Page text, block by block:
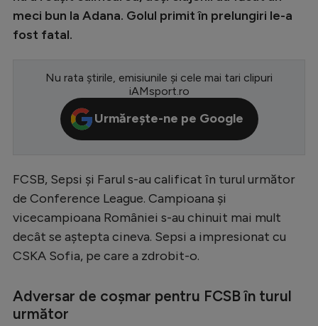
Europa League
CM 2026
Premier League
LaLiga
Bundesliga
Ligue 1
Campionate
Starurile fotbalului
meci bun la Adana. Golul primit în prelungiri le-a
fost fatal.
Nu rata știrile, emisiunile și cele mai tari clipuri
iAMsport.ro
Urmărește-ne pe Google
FCSB, Sepsi și Farul s-au calificat în turul următor
de Conference League. Campioana și
vicecampioana României s-au chinuit mai mult
decât se aștepta cineva. Sepsi a impresionat cu
CSKA Sofia, pe care a zdrobit-o.
Adversar de coșmar pentru FCSB în turul
următor